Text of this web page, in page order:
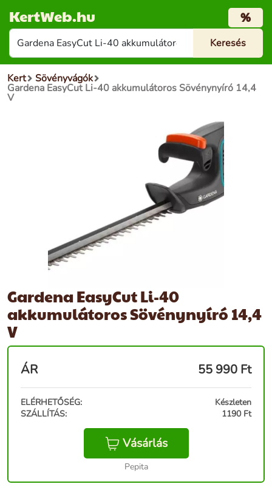
KertWeb.hu %
Kert Sövényvágók
Gardena EasyCut Li-40 akkumulátoros Sövénynyíró 14,4
V
Gardena EasyCut Li-40
akkumulátoros Sövénynyíró 14,4
V
ÁR 55 990 Ft
ELÉRHETŐSÉG:
Készleten
SZÁLLÍTÁS:
1190 Ft
Vásárlás
Pepita